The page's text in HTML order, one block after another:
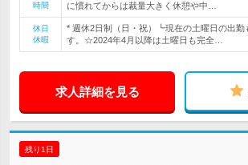
時間
に慣れてからは裁量大きく休憩や中…
休日
休暇
* 週休2日制（日・祝）┗現在の土曜日の出勤
す。☆2024年4月以降は土曜日も完全…
求人詳細を見る
残り1日